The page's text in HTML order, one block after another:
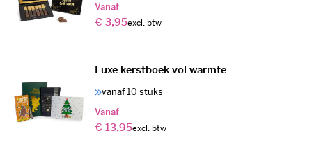
Vanaf
€ 3,95
Luxe kerstboek vol warmte
vanaf 10 stuks
Vanaf
€ 13,95